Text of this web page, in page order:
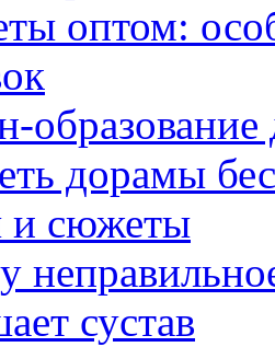
оптом:
дорамы
и сюжеты
сустав